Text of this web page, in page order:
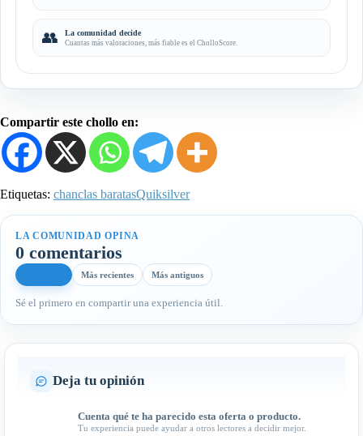
👥 La comunidad decide
Cuantas más valoraciones, más fiable es el CholloScore.
Compartir este chollo en:
Etiquetas: chanclas baratasQuiksilver
LA COMUNIDAD OPINA
0 comentarios
Más recientes Más antiguos
Sé el primero en compartir una experiencia útil.
Deja tu opinión
Cuenta qué te ha parecido esta oferta o producto.
Tu experiencia puede ayudar a otros lectores a decidir mejor.